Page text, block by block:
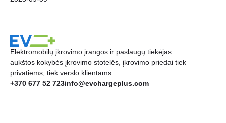
Elektromobilų įkrovimo įrangos ir paslaugų tiekėjas:
aukštos kokybės įkrovimo stotelės, įkrovimo priedai tiek
privatiems, tiek verslo klientams.
+370 677 52 723info@evchargeplus.com